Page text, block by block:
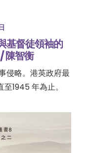
基督徒領袖的
陳智衡
侵略。港英政府最
1945 年為止。